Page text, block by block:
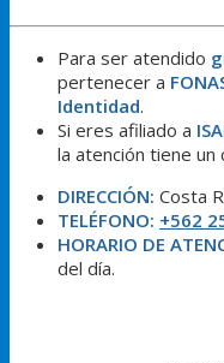
Para ser atendido
pertenecer a
Identidad.
Si eres afiliado a
la atención tiene un
DIRECCIÓN: Costa
TELÉFONO: +562
HORARIO DE
del día.